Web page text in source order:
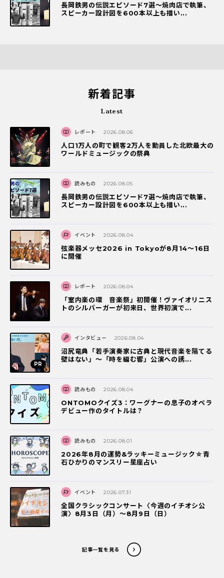
長岡鉄男の伝説エピソード7選〜焼肉店で執筆、
スピーカー設計図を600本以上も描い...
新着記事
Latest
レポート 2026.08.06
人口1万人の町で観客2万人を動員した北欧最大の
ワールドミュージックの祭典
読みもの 2026.08.05
長岡鉄男の伝説エピソード7選〜焼肉店で執筆、
スピーカー設計図を600本以上も描い...
イベント 2026.08.04
弦楽器メッセ2026 in Tokyoが8月14～16日
に開催
レポート 2026.08.04
「室内楽の環 音楽祭」初開催！ヴァイオリニス
トのシルバーガーが初来日、世界初演で...
インタビュー 2026.08.04
沼尻竜典「若手演奏家に古典と現代音楽を隔てる
壁はない」～「時を編む響」公演への誘...
読みもの 2026.08.04
ONTOMOクイズ3：ワーグナーの息子のオペラ
デビュー作のタイトルは？
読みもの 2026.08.01
2026年8月の運勢&ラッキーミュージック☆青
石ひかりのマンスリー星座占い
イベント 2026.07.31
全国クラシックコンサート〈今週のイチオシ公
演〉8月3日（月）～8月9日（日）
記事一覧を見る